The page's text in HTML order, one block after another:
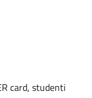
card, studenti